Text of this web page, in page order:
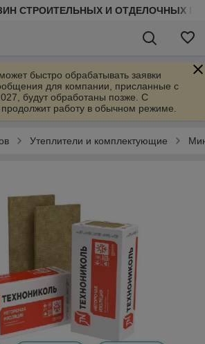
СТРОИТЕЛЬНЫХ И ОТДЕЛОЧНЫХ
быстро обрабатывать заявки
для компании, присланные с
будут обработаны позже. С
работу в обычном режиме.
Утеплители и комплектующие